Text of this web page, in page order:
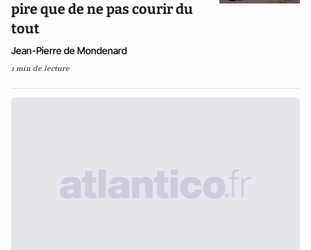
pire que de ne pas courir du
tout
Jean-Pierre de Mondenard
1 min de lecture